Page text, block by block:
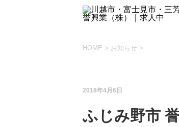
HOME > お知らせ >
2018年4月6日
ふじみ野市